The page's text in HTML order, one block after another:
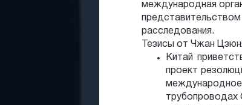
международная
расследования.
Тезисы от Чжан
Китай
проект
трубопроводах